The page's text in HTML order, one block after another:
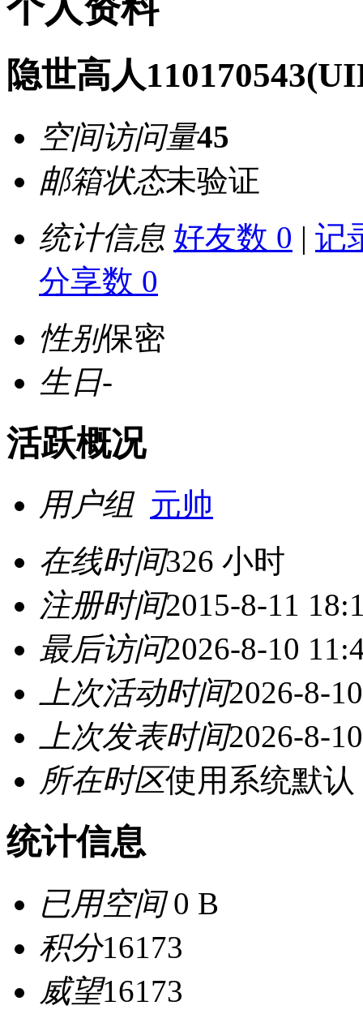
隐世高人110170543
空间访问量45
邮箱状态未验证
统计信息 好友数 0 | 记
分享数 0
性别保密
生日-
活跃概况
用户组 元帅
在线时间326 小时
注册时间2015-8-11
最后访问2026-8-10
上次活动时间2026-8-
上次发表时间2026-8-
所在时区使用系统默认
统计信息
已用空间0 B
积分16173
威望16173